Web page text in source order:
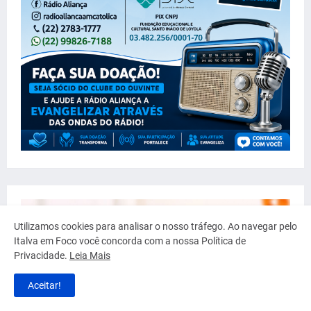
Utilizamos cookies para analisar o nosso tráfego. Ao navegar pelo
Italva em Foco você concorda com a nossa Política de
Privacidade. Leia Mais
Aceitar!